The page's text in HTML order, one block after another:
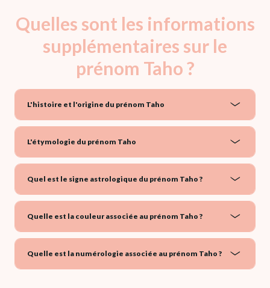
Quelles sont les informations
supplémentaires sur le
prénom Taho ?
L'histoire et l'origine du prénom Taho
L'étymologie du prénom Taho
Quel est le signe astrologique du prénom Taho ?
Quelle est la couleur associée au prénom Taho ?
Quelle est la numérologie associée au prénom Taho ?